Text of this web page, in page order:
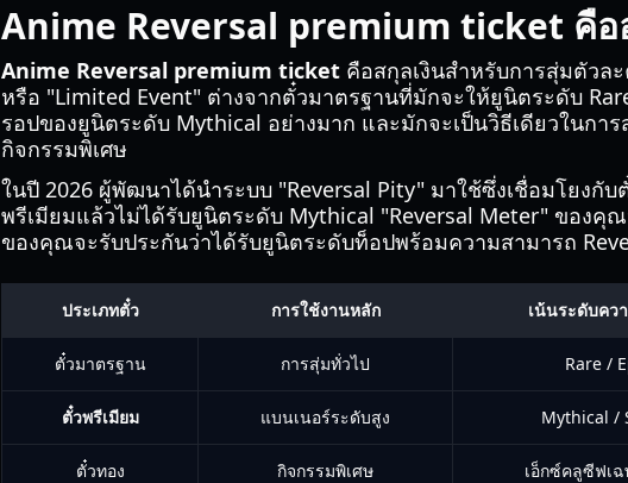
Anime Reversal premium ticket คือ
Anime Reversal premium ticket คือสกุลเงินสำหรับการสุ่มตัวล
หรือ "Limited Event" ต่างจากตั๋วมาตรฐานที่มักจะให้ยูนิตระดับ
รอปของยูนิตระดับ Mythical อย่างมาก และมักจะเป็นวิธีเดียวในกา
กิจกรรมพิเศษ
ในปี 2026 ผู้พัฒนาได้นำระบบ "Reversal Pity" มาใช้ซึ่งเชื่อมโยงกั
พรีเมียมแล้วไม่ได้รับยูนิตระดับ Mythical "Reversal Meter" ของคุ
ของคุณจะรับประกันว่าได้รับยูนิตระดับท็อปพร้อมความสามารถ
ประเภทตั๋ว การใช้งานหลัก เน้นระดับคว
ตั๋วมาตรฐาน การสุ่มทั่วไป Rare /
ตั๋วพรีเมียม แบนเนอร์ระดับสูง Mythical /
ตั๋วทอง กิจกรรมพิเศษ เอ็กซ์คลูซีฟเ